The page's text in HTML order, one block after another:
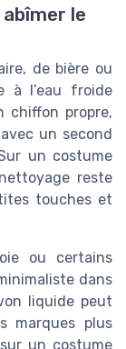
le
de bière ou
à l’eau froide
chiffon propre,
un second
un costume
reste
touches et
ou certains
dans
liquide peut
marques plus
un costume